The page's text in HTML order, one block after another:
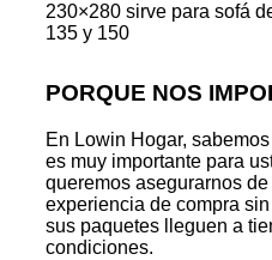
230×280 sirve para sofá
135 y 150
PORQUE NOS
En Lowin Hogar,
es muy importante para
queremos asegurarnos
experiencia de compra
sus paquetes lleguen a
condiciones.